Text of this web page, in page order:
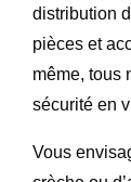
distribution
pièces et
même, tous
sécurité en
Vous